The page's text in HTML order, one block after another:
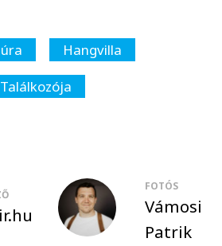
Hangvilla
FOTÓS
Vámosi
Patrik